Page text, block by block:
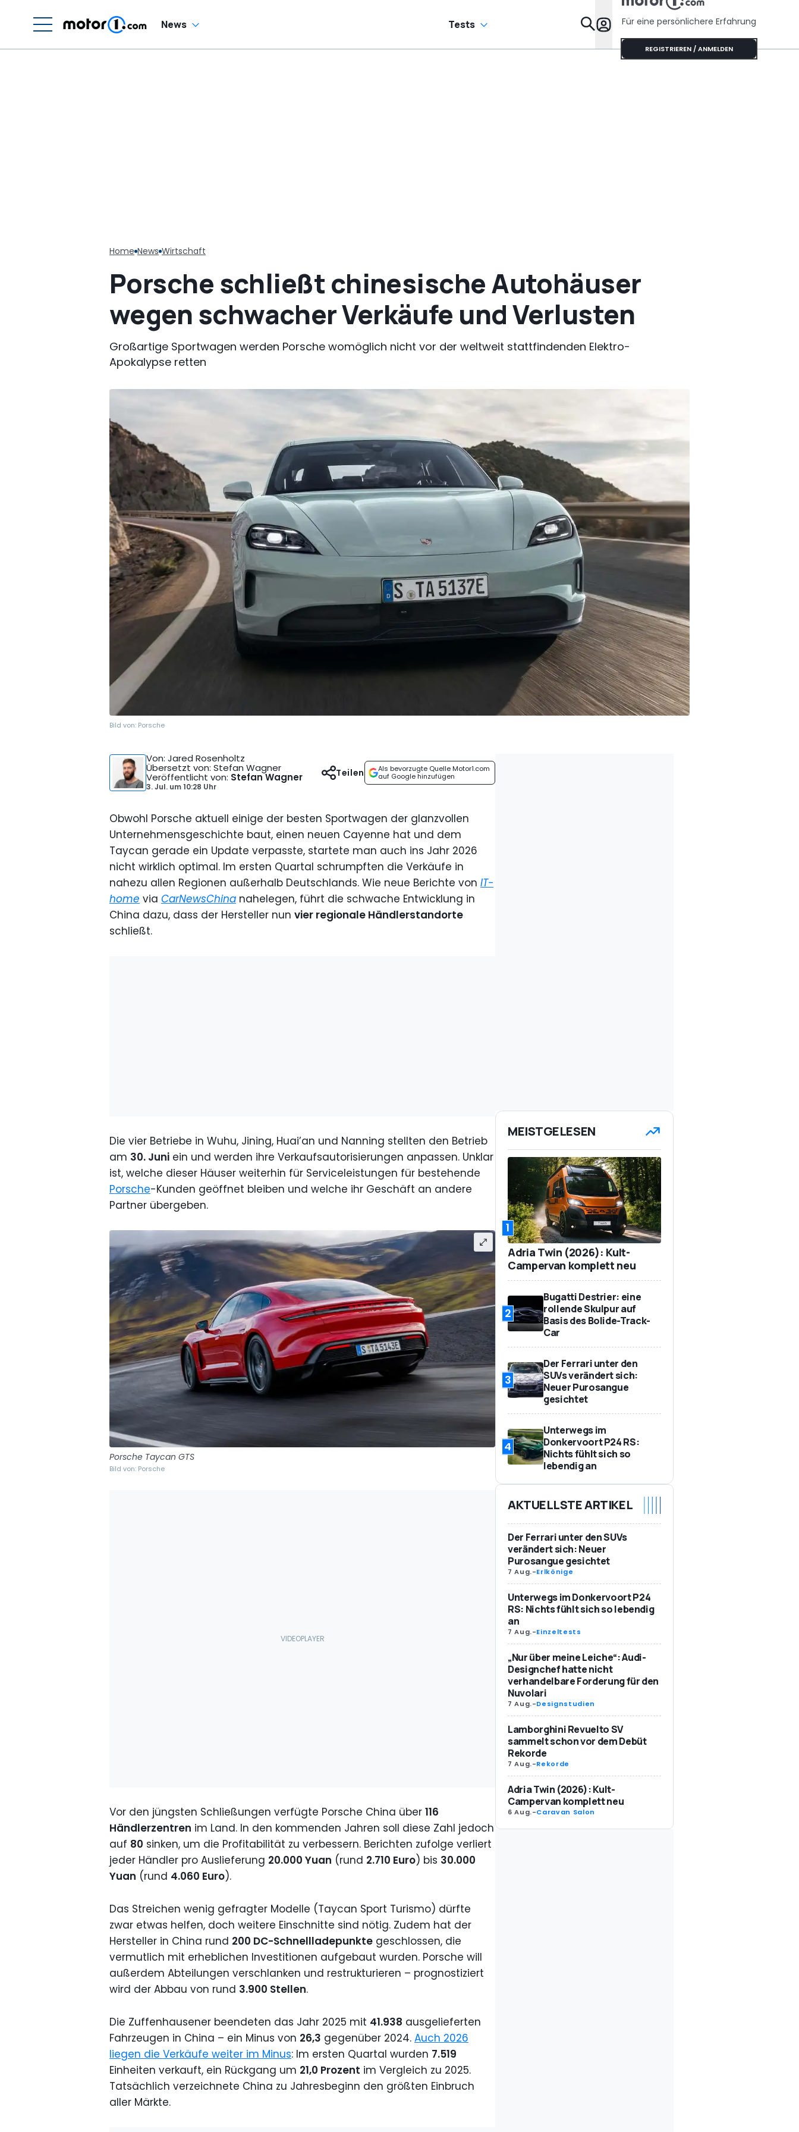
News Tests Specials
Für eine persönlichere Erfahrung
REGISTRIEREN / ANMELDEN
Home News Wirtschaft
Porsche schließt chinesische Autohäuser
wegen schwacher Verkäufe und Verlusten
Großartige Sportwagen werden Porsche womöglich nicht vor der weltweit stattfindenden Elektro-
Apokalypse retten
Bild von: Porsche
Von: Jared Rosenholtz
Übersetzt von: Stefan Wagner
Veröffentlicht von: Stefan Wagner
3. Jul. um10:28 Uhr
Als bevorzugte Quelle Motor1.com
auf Google hinzufügen
Teilen
Obwohl Porsche aktuell einige der besten Sportwagen der glanzvollen
Unternehmensgeschichte baut, einen neuen Cayenne hat und dem
Taycan gerade ein Update verpasste, startete man auch ins Jahr 2026
nicht wirklich optimal. Im ersten Quartal schrumpften die Verkäufe in
nahezu allen Regionen außerhalb Deutschlands. Wie neue Berichte von IT-
home via CarNewsChina nahelegen, führt die schwache Entwicklung in
China dazu, dass der Hersteller nun vier regionale Händlerstandorte
schließt.
Die vier Betriebe in Wuhu, Jining, Huai’an und Nanning stellten den Betrieb
am 30. Juni ein und werden ihre Verkaufsautorisierungen anpassen. Unklar
ist, welche dieser Häuser weiterhin für Serviceleistungen für bestehende
Porsche-Kunden geöffnet bleiben und welche ihr Geschäft an andere
Partner übergeben.
Porsche Taycan GTS
Bild von: Porsche
Vor den jüngsten Schließungen verfügte Porsche China über 116
Händlerzentren im Land. In den kommenden Jahren soll diese Zahl jedoch
auf 80 sinken, um die Profitabilität zu verbessern. Berichten zufolge verliert
jeder Händler pro Auslieferung 20.000 Yuan (rund 2.710 Euro) bis 30.000
Yuan (rund 4.060 Euro).
Das Streichen wenig gefragter Modelle (Taycan Sport Turismo) dürfte
zwar etwas helfen, doch weitere Einschnitte sind nötig. Zudem hat der
Hersteller in China rund 200 DC-Schnellladepunkte geschlossen, die
vermutlich mit erheblichen Investitionen aufgebaut wurden. Porsche will
außerdem Abteilungen verschlanken und restrukturieren – prognostiziert
wird der Abbau von rund 3.900 Stellen.
Die Zuffenhausener beendeten das Jahr 2025 mit 41.938 ausgelieferten
Fahrzeugen in China – ein Minus von 26,3 gegenüber 2024. Auch 2026
liegen die Verkäufe weiter im Minus: Im ersten Quartal wurden 7.519
Einheiten verkauft, ein Rückgang um 21,0 Prozent im Vergleich zu 2025.
Tatsächlich verzeichnete China zu Jahresbeginn den größten Einbruch
aller Märkte.
MEISTGELESEN
1
Adria Twin (2026): Kult-
Campervan komplett neu
2
Bugatti Destrier: eine
rollende Skulpur auf
Basis des Bolide-Track-
Car
3
Der Ferrari unter den
SUVs verändert sich:
Neuer Purosangue
gesichtet
4
Unterwegs im
Donkervoort P24 RS:
Nichts fühlt sich so
lebendig an
AKTUELLSTE ARTIKEL
Der Ferrari unter den SUVs
verändert sich: Neuer
Purosangue gesichtet
7 Aug.-Erlkönige
Unterwegs im Donkervoort P24
RS: Nichts fühlt sich so lebendig
an
7 Aug.-Einzeltests
„Nur über meine Leiche“: Audi-
Designchef hatte nicht
verhandelbare Forderung für den
Nuvolari
7 Aug.-Designstudien
Lamborghini Revuelto SV
sammelt schon vor dem Debüt
Rekorde
7 Aug.-Rekorde
Adria Twin (2026): Kult-
Campervan komplett neu
6 Aug.-Caravan Salon